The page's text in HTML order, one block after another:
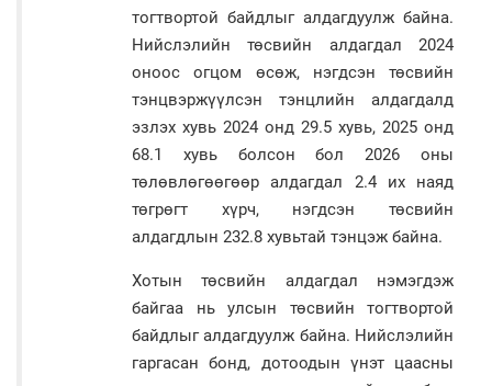
тогтвортой байдлыг алдагдуулж байна.
Нийслэлийн төсвийн алдагдал 2024
оноос огцом өсөж, нэгдсэн төсвийн
тэнцвэржүүлсэн тэнцлийн алдагдалд
эзлэх хувь 2024 онд 29.5 хувь, 2025 онд
68.1 хувь болсон бол 2026 оны
төлөвлөгөөгөөр алдагдал 2.4 их наяд
төгрөгт хүрч, нэгдсэн төсвийн
алдагдлын 232.8 хувьтай тэнцэж байна.
Хотын төсвийн алдагдал нэмэгдэж
байгаа нь улсын төсвийн тогтвортой
байдлыг алдагдуулж байна. Нийслэлийн
гаргасан бонд, дотоодын үнэт цаасны